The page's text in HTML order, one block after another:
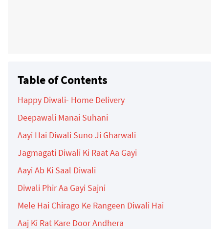
Table of Contents
Happy Diwali- Home Delivery
Deepawali Manai Suhani
Aayi Hai Diwali Suno Ji Gharwali
Jagmagati Diwali Ki Raat Aa Gayi
Aayi Ab Ki Saal Diwali
Diwali Phir Aa Gayi Sajni
Mele Hai Chirago Ke Rangeen Diwali Hai
Aaj Ki Rat Kare Door Andhera